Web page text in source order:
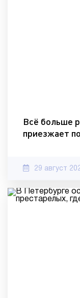
Всё больше
приезжает
29 август